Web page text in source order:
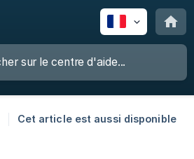
Cet article est aussi disponible